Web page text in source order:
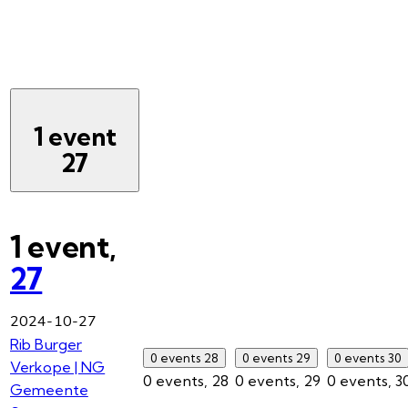
1 event
27
1 event,
27
2024-10-27
Rib Burger
Verkope | NG
Gemeente
0 events 28
0 events, 28
0 events 29
0 events, 29
0 events 30
0 events,